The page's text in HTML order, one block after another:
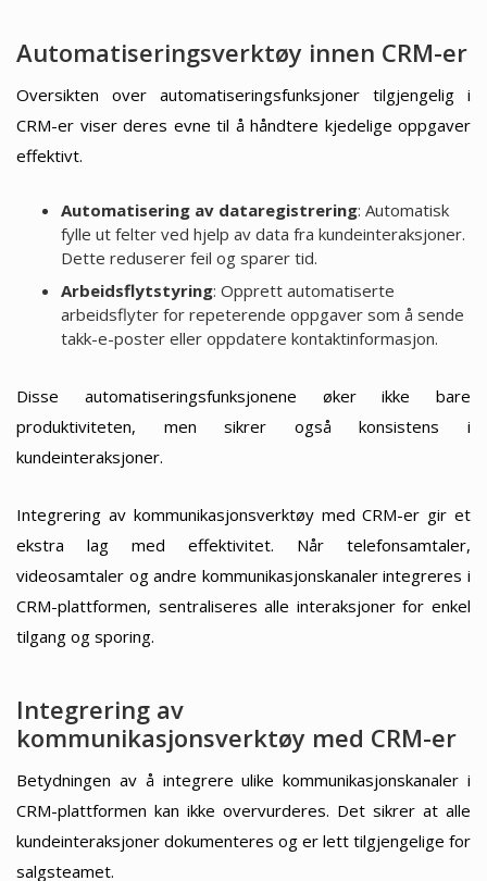
Automatiseringsverktøy innen CRM-er
Oversikten over automatiseringsfunksjoner tilgjengelig i
CRM-er viser deres evne til å håndtere kjedelige oppgaver
effektivt.
Automatisering av dataregistrering: Automatisk
fylle ut felter ved hjelp av data fra kundeinteraksjoner.
Dette reduserer feil og sparer tid.
Arbeidsflytstyring: Opprett automatiserte
arbeidsflyter for repeterende oppgaver som å sende
takk-e-poster eller oppdatere kontaktinformasjon.
Disse automatiseringsfunksjonene øker ikke bare
produktiviteten, men sikrer også konsistens i
kundeinteraksjoner.
Integrering av kommunikasjonsverktøy med CRM-er gir et
ekstra lag med effektivitet. Når telefonsamtaler,
videosamtaler og andre kommunikasjonskanaler integreres i
CRM-plattformen, sentraliseres alle interaksjoner for enkel
tilgang og sporing.
Integrering av
kommunikasjonsverktøy med CRM-er
Betydningen av å integrere ulike kommunikasjonskanaler i
CRM-plattformen kan ikke overvurderes. Det sikrer at alle
kundeinteraksjoner dokumenteres og er lett tilgjengelige for
salgsteamet.